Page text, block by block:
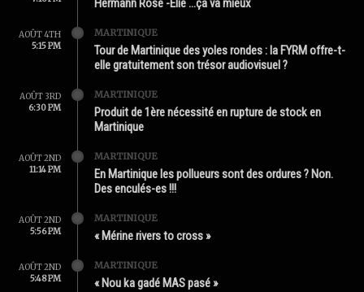
Hermann Rose -Élie …ça va mieux
AOÛT 4TH
5:15 PM
MARTINIQUE
Tour de Martinique des yoles rondes : la FYRM offre-t-
elle gratuitement son trésor audiovisuel ?
AOÛT 3RD
6:30 PM
MARTINIQUE
Produit de 1ère nécessité en rupture de stock en
Martinique
AOÛT 2ND
11:14 PM
MARTINIQUE
En Martinique les pollueurs sont des ordures ? Non.
Des enculés-es !!!
AOÛT 2ND
5:56 PM
MARTINIQUE
« Mérine rivers to cross »
AOÛT 2ND
5:48 PM
MARTINIQUE
« Nou ka gadé MAS pasé »